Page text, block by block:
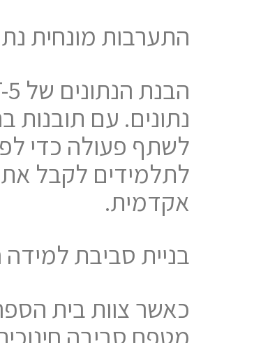
התערבות מונחית
נתונים. עם תובנות
לשתף פעולה כדי
לתלמידים לקבל
אקדמית.
בניית סביבת למידה